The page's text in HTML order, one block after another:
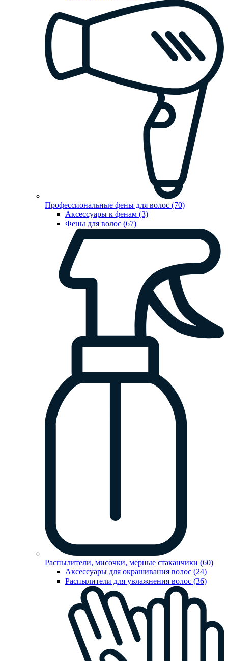
Профессиональные фены для волос (70)
Аксессуары к фенам (3)
Фены для волос (67)
Распылители, мисочки, мерные стаканчики (60)
Аксессуары для окрашивания волос (24)
Распылители для увлажнения волос (36)